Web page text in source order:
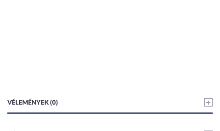
VÉLEMÉNYEK (0)